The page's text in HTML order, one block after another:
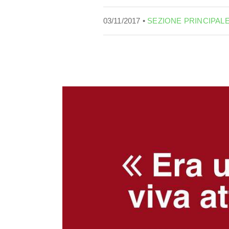
03/11/2017 • SEZIONE